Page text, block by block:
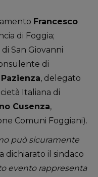
Francesco
di Foggia;
di San Giovanni
di
, delegato
Italiana di
Cusenza,
Comuni Foggiani).
può sicuramente
dichiarato il sindaco
evento rappresenta